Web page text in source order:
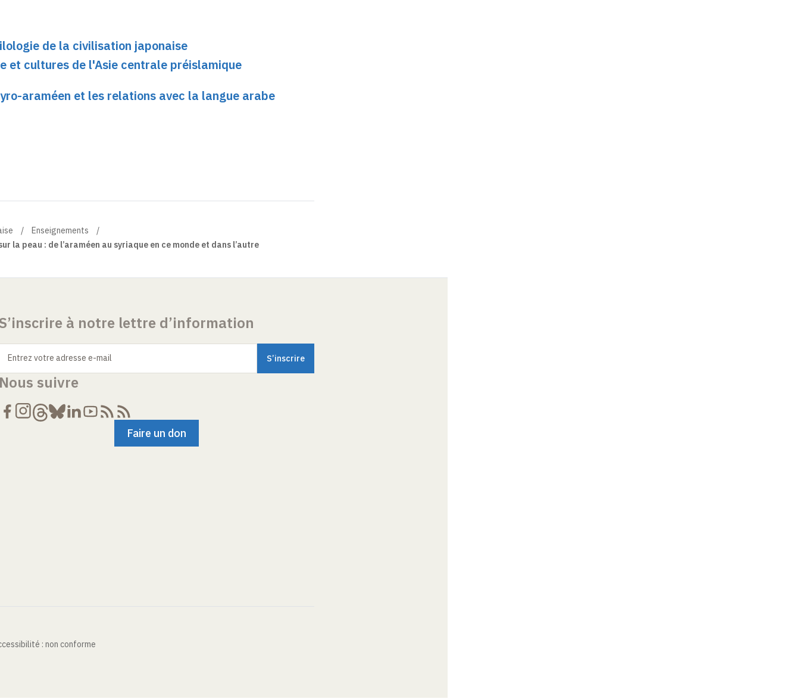
de la civilisation japonaise
et cultures de l'Asie centrale préislamique
araméen et les relations avec la langue arabe
Enseignements
la peau : de l’araméen au syriaque en ce monde et dans l’autre
à notre lettre d’information
Entrez votre adresse e-mail
suivre
Faire un don
: non conforme